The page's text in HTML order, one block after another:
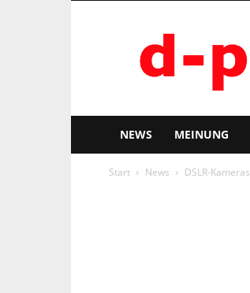
pixx
NEWS MEINUNG
Start News DSLR-Kameras